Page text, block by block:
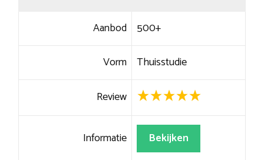
Aanbod 500+
Vorm Thuisstudie
Review
Informatie Bekijken